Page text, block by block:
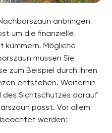
anbringen
um die finanzielle
kümmern. Mögliche
müssen Sie
zum Beispiel durch Ihren
entstehen. Weiterhin
des Sichtschutzes darauf
passt. Vor allem
werden: